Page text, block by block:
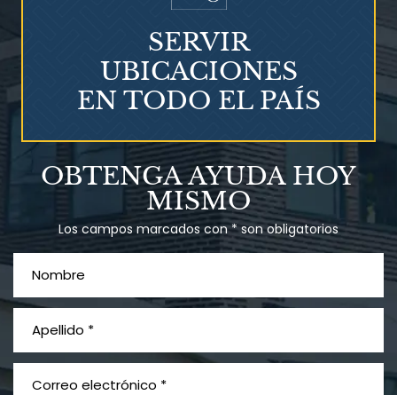
Exposición
OBTENGA AYUDA HOY
MISMO
Los campos marcados con * son obligatorios
SERVIR
UBICACIONES
EN TODO EL PAÍS